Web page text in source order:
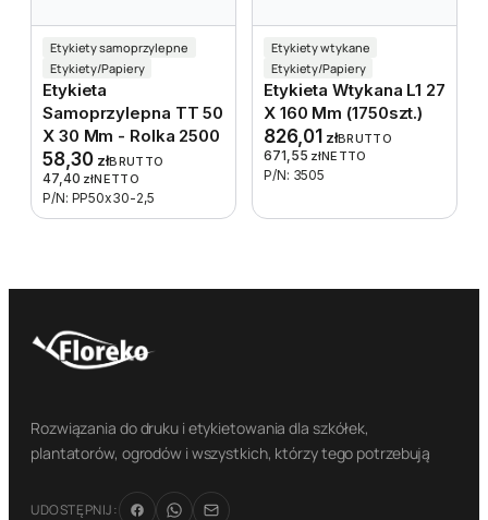
Etykiety samoprzylepne
Etykiety/Papiery
Etykieta
Samoprzylepna TT 50
X 30 Mm - Rolka 2500
58,30 złBRUTTO
47,40 złNETTO
P/N: PP50x30-2,5
Etykiety wtykane
Etykiety/Papiery
Etykieta Wtykana L1 27
X 160 Mm (1750szt.)
826,01 złBRUTTO
671,55 złNETTO
P/N: 3505
Rozwiązania do druku i etykietowania dla szkółek,
plantatorów, ogrodów i wszystkich, którzy tego potrzebują
UDOSTĘPNIJ: